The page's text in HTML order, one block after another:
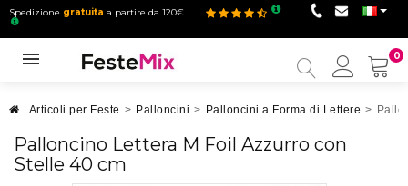
Spedizione gratuita a partire da 120€
0
mio
Articoli per Feste > Palloncini > Palloncini a Forma di Lettere >
Palloncino Lettera M Foil Azzurro con
Stelle 40 cm